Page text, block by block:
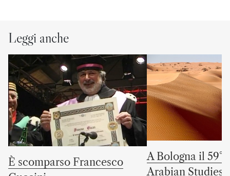
Leggi anche
È scomparso Francesco
A Bologna il 59°
Arabian Studies: